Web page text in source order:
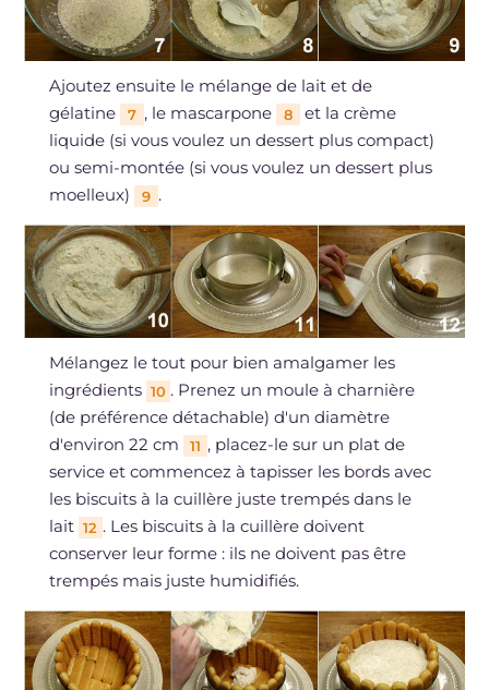
Ajoutez ensuite le mélange de lait et de
gélatine
7 , le mascarpone 8
et la crème
liquide (si vous voulez un dessert plus compact)
ou semi-montée (si vous voulez un dessert plus
moelleux)
9 .
Mélangez le tout pour bien amalgamer les
ingrédients 10 . Prenez un moule à charnière
(de préférence détachable) d'un diamètre
d'environ 22 cm
11 , placez-le sur un plat de
service et commencez à tapisser les bords avec
les biscuits à la cuillère juste trempés dans le
lait 12 . Les biscuits à la cuillère doivent
conserver leur forme : ils ne doivent pas être
trempés mais juste humidifiés.